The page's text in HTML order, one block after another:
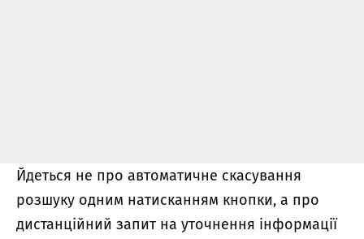
Йдеться не про автоматичне скасування
розшуку одним натисканням кнопки, а про
дистанційний запит на уточнення інформації